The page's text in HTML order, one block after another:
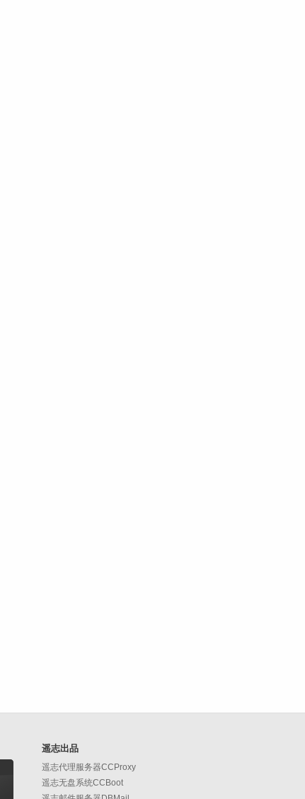
遥志出品
遥志代理服务器CCProxy
遥志无盘系统CCBoot